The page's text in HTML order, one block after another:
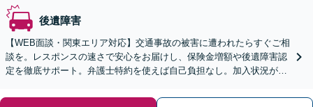
後遺障害
【WEB面談・関東エリア対応】交通事故の被害に遭われたらすぐご相
談を。レスポンスの速さで安心をお届けし、保険金増額や後遺障害認
定を徹底サポート。弁護士特約を使えば自己負担なし。加入状況が分